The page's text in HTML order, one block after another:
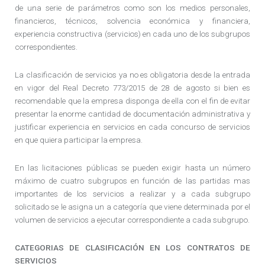
de una serie de parámetros como son los medios personales,
financieros, técnicos, solvencia económica y financiera,
experiencia constructiva (servicios) en cada uno de los subgrupos
correspondientes.
La clasificación de servicios ya no es obligatoria desde la entrada
en vigor del Real Decreto 773/2015 de 28 de agosto si bien es
recomendable que la empresa disponga de ella con el fin de evitar
presentar la enorme cantidad de documentación administrativa y
justificar experiencia en servicios en cada concurso de servicios
en que quiera participar la empresa.
En las licitaciones públicas se pueden exigir hasta un número
máximo de cuatro subgrupos en función de las partidas mas
importantes de los servicios a realizar y a cada subgrupo
solicitado se le asigna un a categoría que viene determinada por el
volumen de servicios a ejecutar correspondiente a cada subgrupo.
CATEGORIAS DE CLASIFICACIÓN EN LOS CONTRATOS DE
SERVICIOS